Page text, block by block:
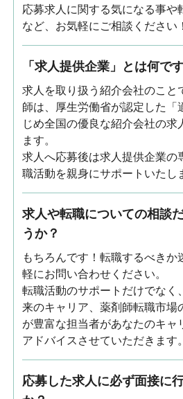
応募求人に関する気になる事や
など、お気軽にご相談ください！
「求人提供企業」とは何で
求人を取り扱う紹介会社のこと
師は、厚生労働省が認定した「
じめ全国の優良な紹介会社の求
ます。
求人へ応募後は求人提供企業の
職活動を親身にサポートいたし
求人や転職についての相談
うか？
もちろんです！転職するべき
軽にお問い合わせください。
転職活動のサポートだけでなく
来のキャリア、薬剤師転職市場
が豊富な担当者があなたのキャ
アドバイスさせていただきます。
応募した求人に必ず面接に